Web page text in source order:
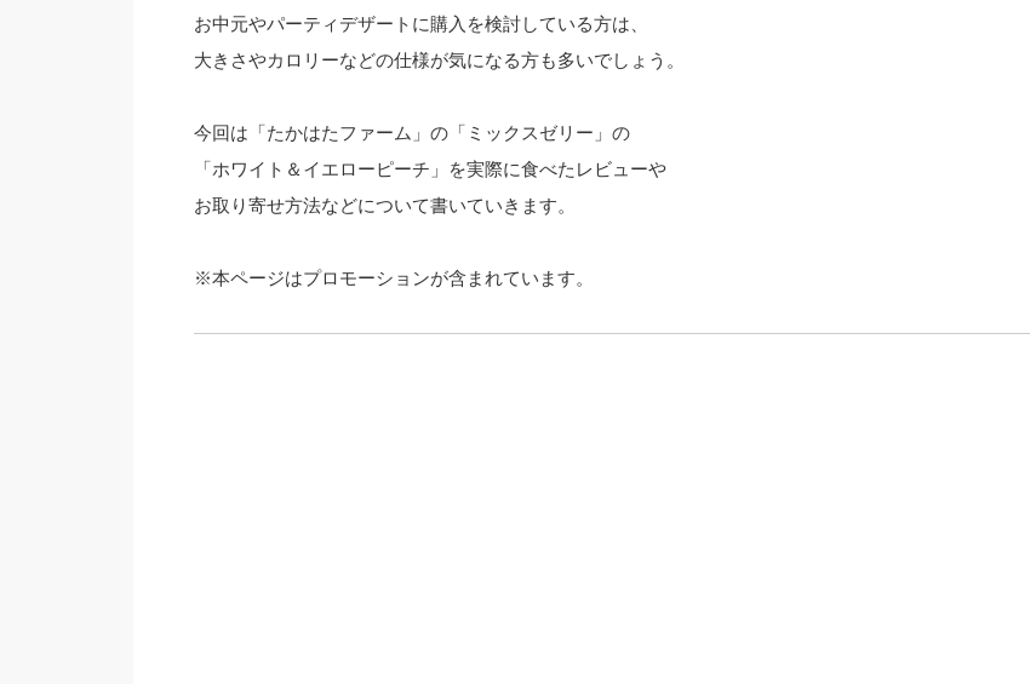
お中元やパーティデザートに購入を検討している方は、
大きさやカロリーなどの仕様が気になる方も多いでしょう。
今回は「たかはたファーム」の「ミックスゼリー」の
「ホワイト＆イエローピーチ」を実際に食べたレビューや
お取り寄せ方法などについて書いていきます。
※本ページはプロモーションが含まれています。